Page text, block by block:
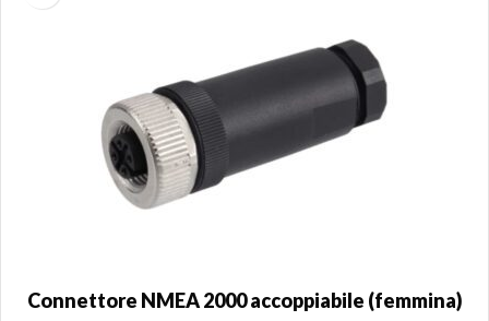
Connettore NMEA 2000 accoppiabile (femmina)